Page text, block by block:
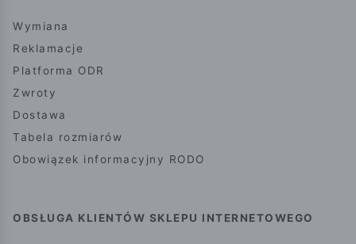
Wymiana
Reklamacje
Platforma ODR
Zwroty
Dostawa
Tabela rozmiarów
Obowiązek informacyjny RODO
OBSŁUGA KLIENTÓW SKLEPU INTERNETOWEGO